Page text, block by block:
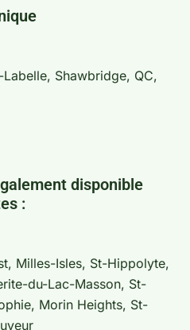
Shawbridge, QC,
disponible
:
Milles-Isles, St-Hippolyte,
du-Lac-Masson, St-
Morin Heights, St-